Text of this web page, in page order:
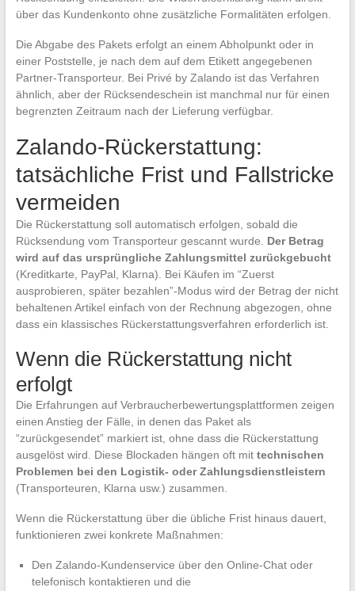
über das Kundenkonto ohne zusätzliche Formalitäten erfolgen.
Die Abgabe des Pakets erfolgt an einem Abholpunkt oder in
einer Poststelle, je nach dem auf dem Etikett angegebenen
Partner-Transporteur. Bei Privé by Zalando ist das Verfahren
ähnlich, aber der Rücksendeschein ist manchmal nur für einen
begrenzten Zeitraum nach der Lieferung verfügbar.
Zalando-Rückerstattung:
tatsächliche Frist und Fallstricke
vermeiden
Die Rückerstattung soll automatisch erfolgen, sobald die
Rücksendung vom Transporteur gescannt wurde. Der Betrag
wird auf das ursprüngliche Zahlungsmittel zurückgebucht
(Kreditkarte, PayPal, Klarna). Bei Käufen im “Zuerst
ausprobieren, später bezahlen”-Modus wird der Betrag der nicht
behaltenen Artikel einfach von der Rechnung abgezogen, ohne
dass ein klassisches Rückerstattungsverfahren erforderlich ist.
Wenn die Rückerstattung nicht
erfolgt
Die Erfahrungen auf Verbraucherbewertungsplattformen zeigen
einen Anstieg der Fälle, in denen das Paket als
“zurückgesendet” markiert ist, ohne dass die Rückerstattung
ausgelöst wird. Diese Blockaden hängen oft mit technischen
Problemen bei den Logistik- oder Zahlungsdienstleistern
(Transporteuren, Klarna usw.) zusammen.
Wenn die Rückerstattung über die übliche Frist hinaus dauert,
funktionieren zwei konkrete Maßnahmen:
Den Zalando-Kundenservice über den Online-Chat oder
telefonisch kontaktieren und die